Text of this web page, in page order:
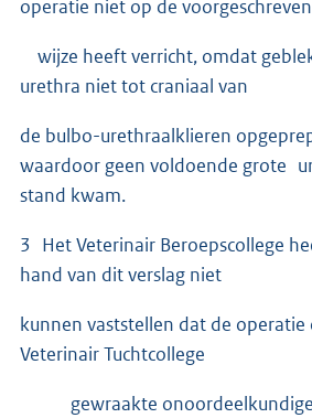
operatie niet op de voorgeschreven
wijze heeft verricht, omdat
urethra niet tot craniaal van
de bulbo-urethraalklieren
waardoor geen voldoende grote
stand kwam.
3 Het Veterinair Beroepscollege
hand van dit verslag niet
kunnen vaststellen dat de
Veterinair
gewraakte onoordeelkundige